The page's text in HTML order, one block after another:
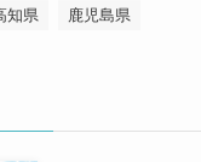
知県 鹿児島県